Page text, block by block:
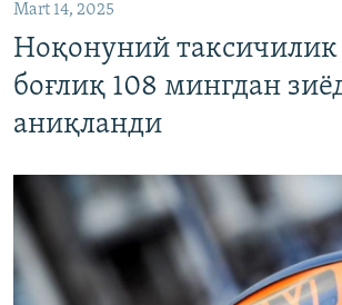
Mart 14, 2025
Ноқонуний
боғлиқ 108 мингдан
аниқланди